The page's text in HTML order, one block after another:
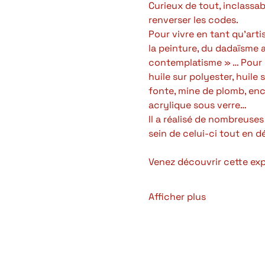
Curieux de tout,
renverser les codes.
Pour vivre en tant
la peinture, du dadaïsme
contemplatisme » … Pour
huile sur polyester, huile
fonte, mine de plomb,
acrylique sous verre…
Il a réalisé de
sein de celui-ci tout en
Venez découvrir cette
Afficher plus